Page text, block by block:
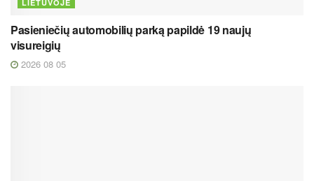
LIETUVOJE
Pasieniečių automobilių parką papildė 19 naujų
visureigių
2026 08 05